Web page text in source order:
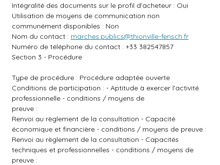
Intégralité des documents sur le profil d'acheteur : Oui
Utilisation de moyens de communication non
communément disponibles : Non
Nom du contact : marches.publics@thionville-fensch.fr
Numéro de téléphone du contact : +33 382547857
Section 3 - Procédure
Type de procédure : Procédure adaptée ouverte
Conditions de participation : - Aptitude à exercer l'activité
professionnelle - conditions / moyens de
preuve :
Renvoi au règlement de la consultation - Capacité
économique et financière - conditions / moyens de preuve :
Renvoi au règlement de la consultation - Capacités
techniques et professionnelles - conditions / moyens de
preuve :